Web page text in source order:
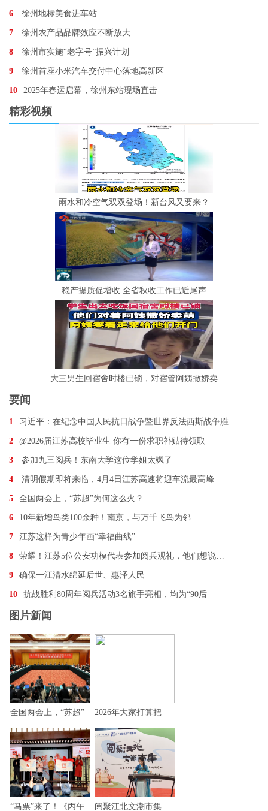
6 徐州地标美食进车站
7 徐州农产品品牌效应不断放大
8 徐州市实施“老字号”振兴计划
9 徐州首座小米汽车交付中心落地高新区
10 2025年春运启幕，徐州东站现场直击
精彩视频
雨水和冷空气双双登场！新台风又要来？
稳产提质促增收 全省秋收工作已近尾声
大三男生回宿舍时楼已锁，对宿管阿姨撒娇卖
要闻
1 习近平：在纪念中国人民抗日战争暨世界反法西斯战争胜
2 @2026届江苏高校毕业生 你有一份求职补贴待领取
3 参加九三阅兵！东南大学这位学姐太飒了
4 清明假期即将来临，4月4日江苏高速将迎车流最高峰
5 全国两会上，“苏超”为何这么火？
6 10年新增鸟类100余种！南京，与万千飞鸟为邻
7 江苏这样为青少年画“幸福曲线”
8 荣耀！江苏5位公安功模代表参加阅兵观礼，他们想说…
9 确保一江清水绵延后世、惠泽人民
10 抗战胜利80周年阅兵活动3名旗手亮相，均为“90后
图片新闻
全国两会上，“苏超” 2026年大家打算把
“马票”来了！《丙午 阅聚江北文潮市集——